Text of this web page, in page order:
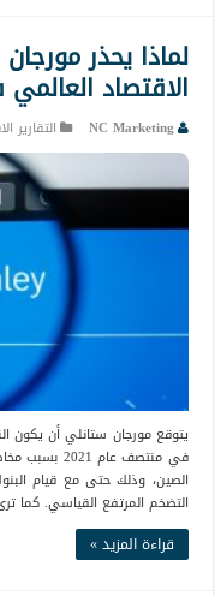
لماذا يحذر
الاقتصاد العالمي في
NC Marketing التقارير
يتوقع مورجان ستانلي أن يكون
الصين، وذلك حتى مع قيام
التضخم المرتفع القياسي. كما
قراءة المزيد »